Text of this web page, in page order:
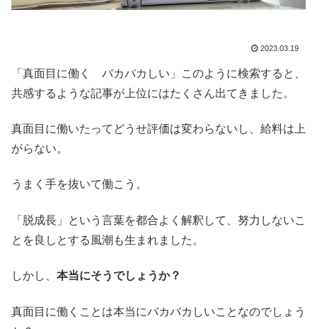
2023.03.19
「真面目に働く バカバカしい」このように検索すると、
共感するような記事が上位にはたくさん出てきました。
真面目に働いたってどうせ評価は変わらないし、給料は上
がらない。
うまく手を抜いて働こう。
「脱成長」という言葉を都合よく解釈して、努力しないこ
とを良しとする風潮も生まれました。
しかし、 本当にそうでしょうか？
真面目に働くことは本当にバカバカしいことなのでしょう